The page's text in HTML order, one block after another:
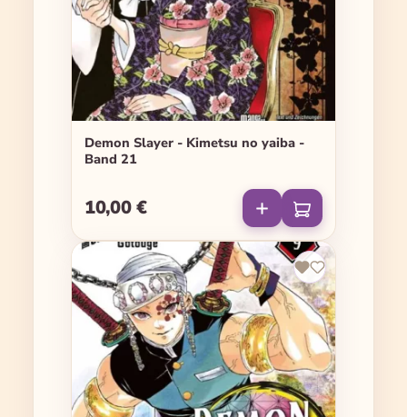
Demon Slayer - Kimetsu no yaiba -
Band 21
Regulärer Preis:
10,00 €